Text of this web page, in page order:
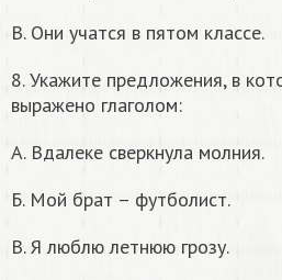
В. Они учатся в пятом классе.
8. Укажите предложения, в
выражено глаголом:
А. Вдалеке сверкнула молния.
Б. Мой брат – футболист.
В. Я люблю летнюю грозу.